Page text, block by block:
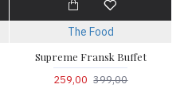
The Food
Supreme Fransk Buffet
259,00 399,00